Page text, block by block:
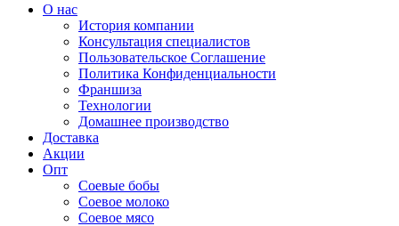
О нас
История компании
Консультация специалистов
Пользовательское Соглашение
Политика Конфиденциальности
Франшиза
Технологии
Домашнее производство
Доставка
Акции
Опт
Соевые бобы
Соевое молоко
Соевое мясо